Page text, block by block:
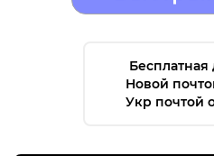
Бесплатная
Новой
Укр почтой